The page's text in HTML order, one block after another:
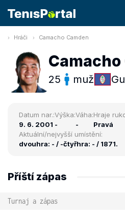
Hráči Camacho Camden
Camacho
25 muž
Datum nar.:
9. 6. 2001
Výška:
-
Váha:
-
Hraje
Pravá
Aktuální/nejvyšší umístění:
dvouhra: - / -čtyřhra: - / 1871.
Příští zápas
Turnaj a zápas